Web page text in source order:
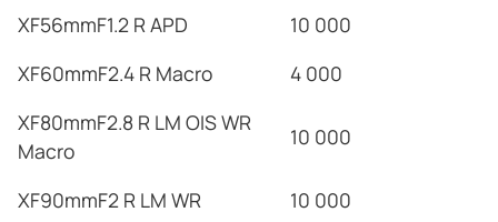
XF56mmF1.2 R APD
10 000
XF60mmF2.4 R Macro
4 000
XF80mmF2.8 R LM OIS WR
Macro
10 000
XF90mmF2 R LM WR
10 000